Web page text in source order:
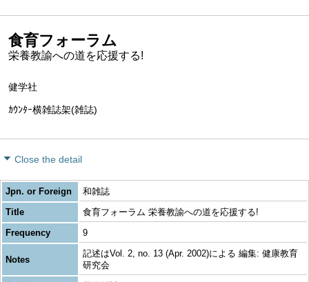
食育フォーラム
栄養教諭への道を応援する!
健学社
ｶｳﾝﾀｰ横雑誌架(雑誌)
Close the detail
Jpn. or Foreign
和雑誌
Title
食育フォーラム 栄養教諭への道を応援する!
Frequency
9
Notes
記述はVol. 2, no. 13 (Apr. 2002)による 編集: 健康教育
研究会